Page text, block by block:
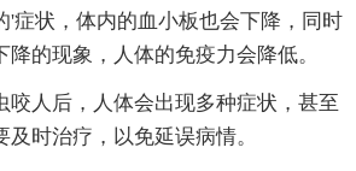
'症状，体内的血小板也会下降，同时
的现象，人体的免疫力会降低。
咬人后，人体会出现多种症状，甚至
时治疗，以免延误病情。